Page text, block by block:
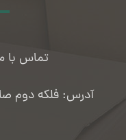
تماس با
آدرس: فلکه دوم